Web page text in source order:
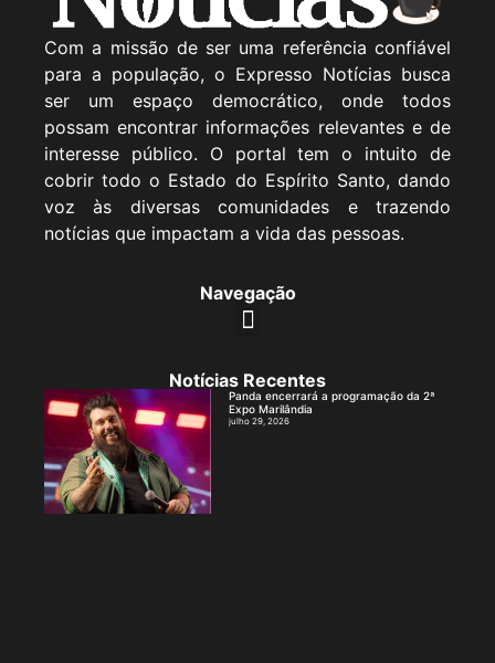
Com a missão de ser uma referência confiável
para a população, o Expresso Notícias busca
ser um espaço democrático, onde todos
possam encontrar informações relevantes e de
interesse público. O portal tem o intuito de
cobrir todo o Estado do Espírito Santo, dando
voz às diversas comunidades e trazendo
notícias que impactam a vida das pessoas.
Navegação
Notícias Recentes
Panda encerrará a programação da 2ª
Expo Marilândia
julho 29, 2026